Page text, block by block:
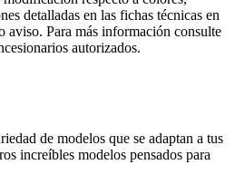
detalladas en las fichas técnicas en
aviso. Para más información consulte
autorizados.
de modelos que se adaptan a tus
increíbles modelos pensados para